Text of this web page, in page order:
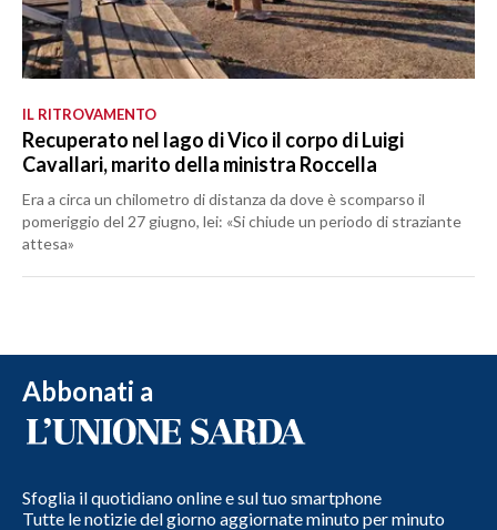
IL RITROVAMENTO
Recuperato nel lago di Vico il corpo di Luigi
Cavallari, marito della ministra Roccella
Era a circa un chilometro di distanza da dove è scomparso il
pomeriggio del 27 giugno, lei: «Si chiude un periodo di straziante
attesa»
Abbonati a
Sfoglia il quotidiano online e sul tuo smartphone
Tutte le notizie del giorno aggiornate minuto per minuto